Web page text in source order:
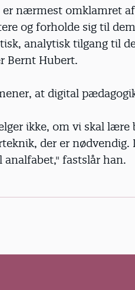
er nærmest omklamret
og forholde sig til
analytisk tilgang til
Bernt Hubert.
at digital
ikke, om vi skal lære
der er nødvendig.
analfabet," fastslår han.